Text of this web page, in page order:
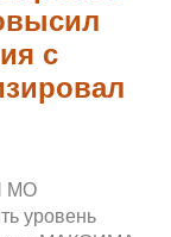
с
МО
уровень